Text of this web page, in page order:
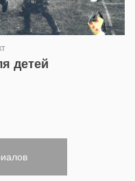
детей